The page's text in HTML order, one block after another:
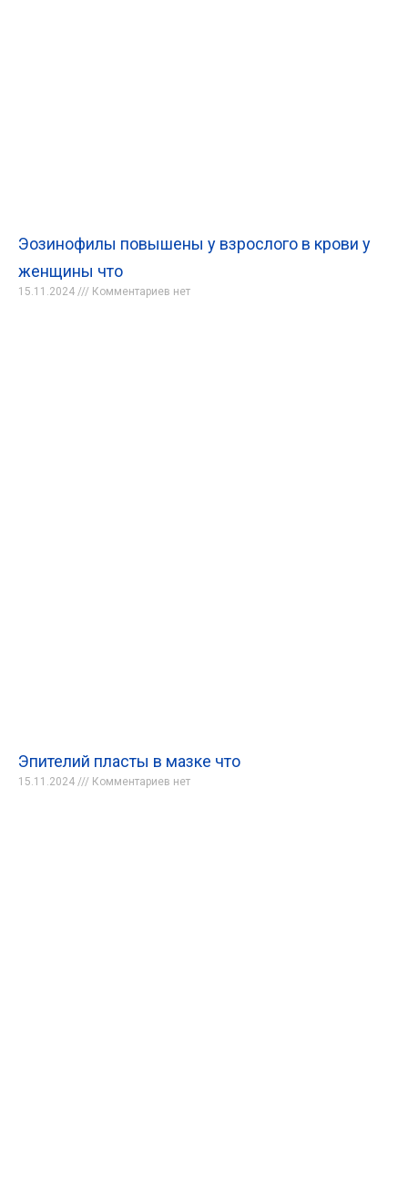
Эозинофилы повышены у взрослого в крови у
женщины что
15.11.2024 Комментариев нет
Эпителий пласты в мазке что
15.11.2024 Комментариев нет